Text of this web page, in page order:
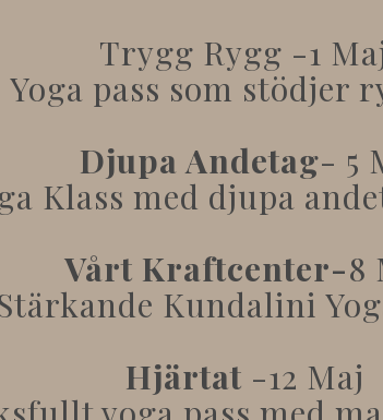
Trygg Rygg -1
pass som stödjer
Djupa Andetag- 5
Klass med djupa
Vårt Kraftcenter-8
Kundalini
Hjärtat -12 Maj